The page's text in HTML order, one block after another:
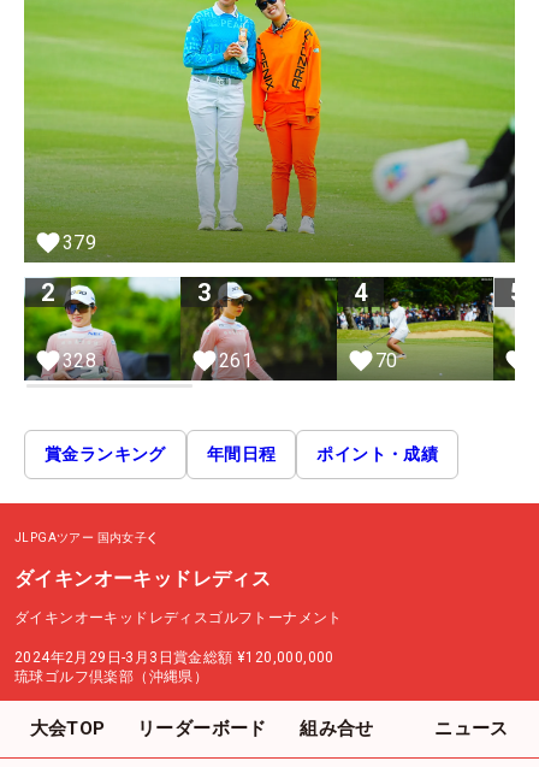
379
2
328
3
261
4
70
5
賞金ランキング 年間日程 ポイント・成績
JLPGAツアー 国内女子
ダイキンオーキッドレディス
ダイキンオーキッドレディスゴルフトーナメント
2024年2月29日-3月3日賞金総額 ¥120,000,000
琉球ゴルフ倶楽部（沖縄県）
大会TOP リーダーボード 組み合せ ニュース